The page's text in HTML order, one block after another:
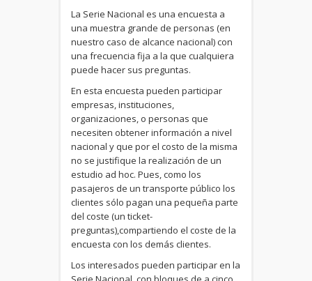
La Serie Nacional es una encuesta a
una muestra grande de personas (en
nuestro caso de alcance nacional) con
una frecuencia fija a la que cualquiera
puede hacer sus preguntas.
En esta encuesta pueden participar
empresas, instituciones,
organizaciones, o personas que
necesiten obtener información a nivel
nacional y que por el costo de la misma
no se justifique la realización de un
estudio ad hoc. Pues, como los
pasajeros de un transporte público los
clientes sólo pagan una pequeña parte
del coste (un ticket-
preguntas),compartiendo el coste de la
encuesta con los demás clientes.
Los interesados pueden participar en la